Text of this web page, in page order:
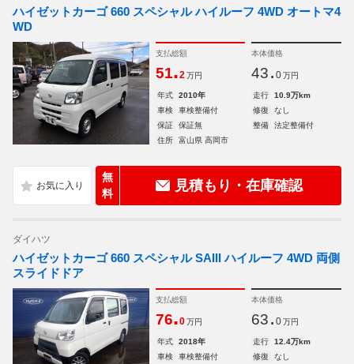
ハイゼットカーゴ 660 スペシャル ハイルーフ 4WD オートマ4
WD
支払総額
51.2 万円
本体価格
43. 0 万円
年式 2010年 走行
10.9万km
車検
車検整備付 修復
なし
保証
保証無 整備
法定整備付
住所
富山県 高岡市
無
料
見積もり・在庫確認
ダイハツ
ハイゼットカーゴ 660 スペシャル SAIII ハイルーフ 4WD 両側
スライドドア
支払総額
76.0 万円
本体価格
63. 0 万円
年式 2018年 走行
12.4万km
車検
車検整備付 修復
なし